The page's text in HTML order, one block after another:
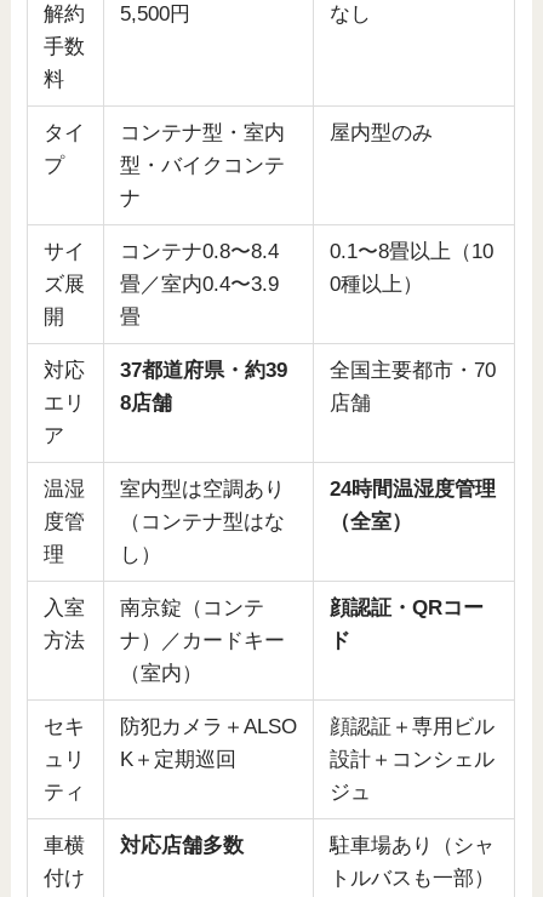
解約
手数
料
5,500円 なし
タイ
プ
コンテナ型・室内
型・バイクコンテ
ナ
屋内型のみ
サイ
ズ展
開
コンテナ0.8〜8.4
畳／室内0.4〜3.9
畳
0.1〜8畳以上（10
0種以上）
対応
エリ
ア
37都道府県・約39
8店舗
全国主要都市・70
店舗
温湿
度管
理
室内型は空調あり
（コンテナ型はな
し）
24時間温湿度管理
（全室）
入室
方法
南京錠（コンテ
ナ）／カードキー
（室内）
顔認証・QRコー
ド
セキ
ュリ
ティ
防犯カメラ＋ALSO
K＋定期巡回
顔認証＋専用ビル
設計＋コンシェル
ジュ
車横
付け
対応店舗多数
駐車場あり（シャ
トルバスも一部）